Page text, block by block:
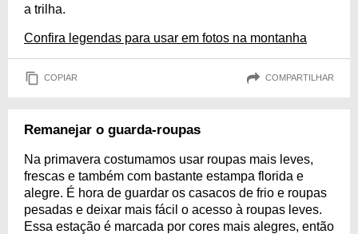
a trilha.
Confira legendas para usar em fotos na montanha
COPIAR COMPARTILHAR
Remanejar o guarda-roupas
Na primavera costumamos usar roupas mais leves,
frescas e também com bastante estampa florida e
alegre. É hora de guardar os casacos de frio e roupas
pesadas e deixar mais fácil o acesso à roupas leves.
Essa estação é marcada por cores mais alegres, então